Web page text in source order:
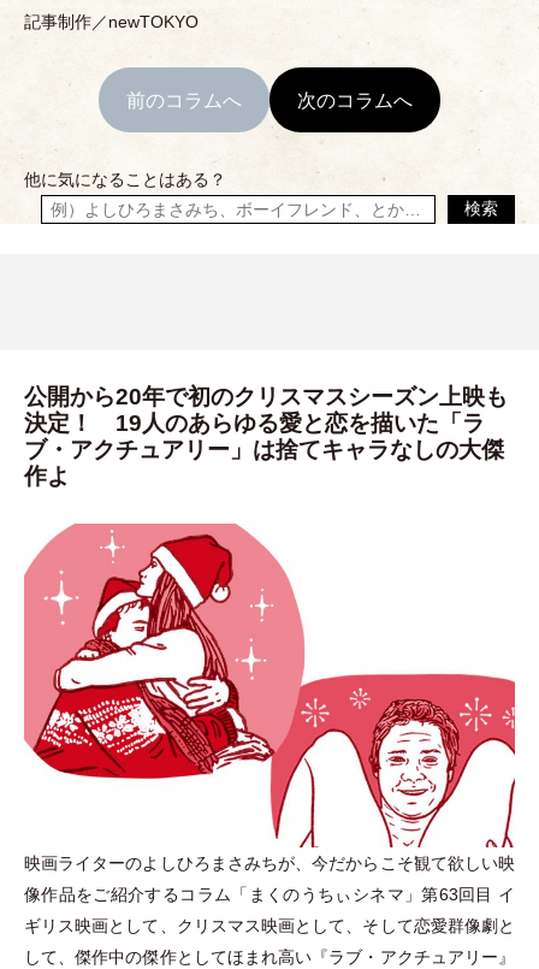
記事制作／newTOKYO
前のコラムへ 次のコラムへ
他に気になることはある？
検索
公開から20年で初のクリスマスシーズン上映も
決定！ 19人のあらゆる愛と恋を描いた「ラ
ブ・アクチュアリー」は捨てキャラなしの大傑
作よ
映画ライターのよしひろまさみちが、今だからこそ観て欲しい映
像作品をご紹介するコラム 「 まくのうちぃシネマ 」第63回目 イ
ギリス映画として、クリスマス映画として、そして恋愛群像劇と
して、傑作中の傑作としてほまれ高い『ラブ ・ アクチュアリー』